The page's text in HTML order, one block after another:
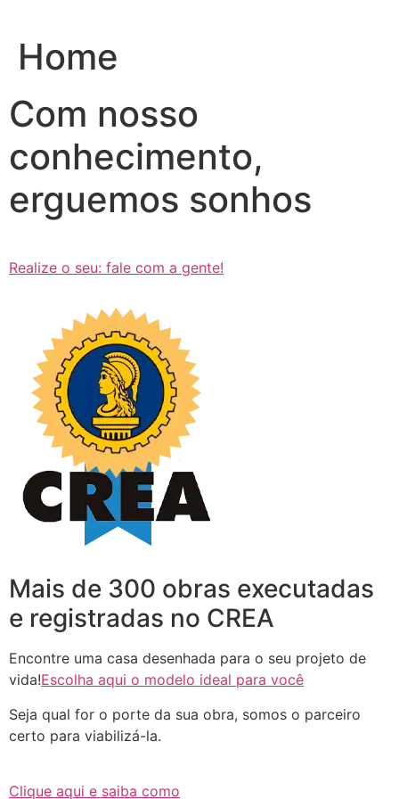
conteúdo
Home
Com nosso
conhecimento,
erguemos sonhos
Realize o seu: fale com a gente!
Mais de 300 obras executadas
e registradas no CREA
Encontre uma casa desenhada para o seu projeto de
vida!Escolha aqui o modelo ideal para você
Seja qual for o porte da sua obra, somos o parceiro
certo para viabilizá-la.
Clique aqui e saiba como